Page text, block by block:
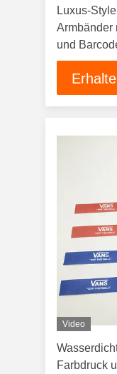
Luxus-
Armbänder
und
Video
Farbdruck